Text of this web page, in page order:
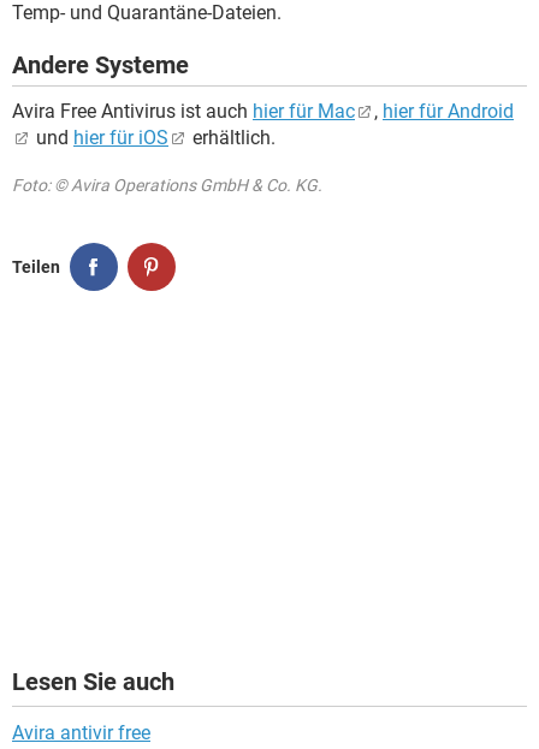
Temp- und Quarantäne-Dateien.
Andere Systeme
Avira Free Antivirus ist auch hier für Mac , hier für Android
und hier für iOS erhältlich.
Foto: © Avira Operations GmbH & Co. KG.
Teilen
Lesen Sie auch
Avira antivir free